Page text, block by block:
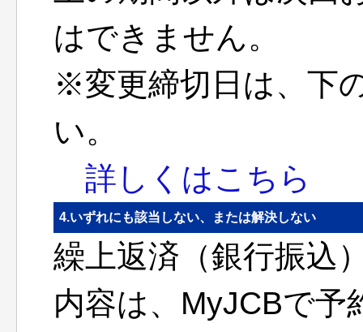
はできません。
※変更締切日は、下
い。
詳しくはこちら
4.いずれにも該当しない、または解決しない
繰上返済（銀行振込
内容は、MyJCBで予